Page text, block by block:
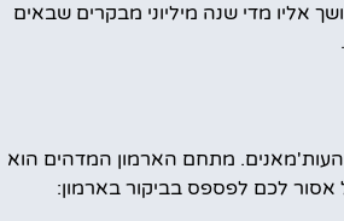
אליו מדי שנה מיליוני מבקרים שבאים
מתחם הארמון המדהים הוא
אסור לכם לפספס בביקור בארמון: